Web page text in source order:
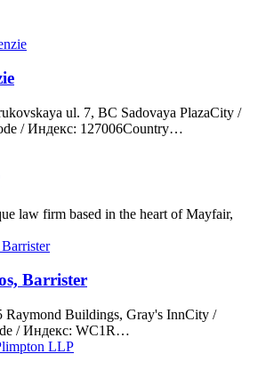
ul. 7, BC Sadovaya PlazaCity /
/ Индекс: 127006Country…
law firm based in the heart of Mayfair,
Barrister
Raymond Buildings, Gray's InnCity /
/ Индекс: WC1R…